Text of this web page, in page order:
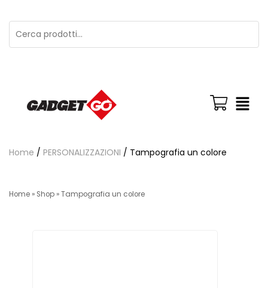
Home / PERSONALIZZAZIONI / Tampografia un colore
Home » Shop »Tampografia un colore